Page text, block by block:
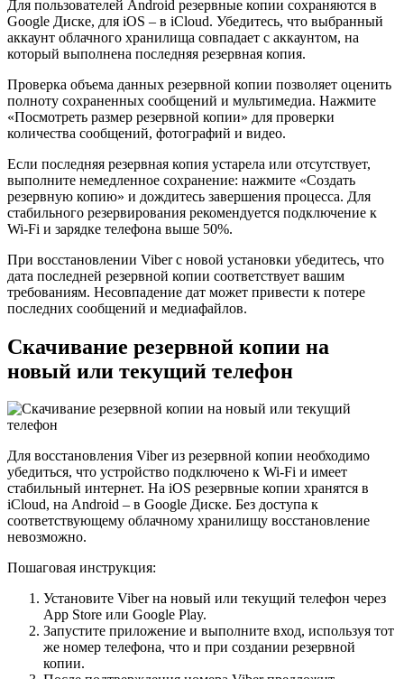
Для пользователей Android резервные копии сохраняются в
Google Диске, для iOS – в iCloud. Убедитесь, что выбранный
аккаунт облачного хранилища совпадает с аккаунтом, на
который выполнена последняя резервная копия.
Проверка объема данных резервной копии позволяет оценить
полноту сохраненных сообщений и мультимедиа. Нажмите
«Посмотреть размер резервной копии» для проверки
количества сообщений, фотографий и видео.
Если последняя резервная копия устарела или отсутствует,
выполните немедленное сохранение: нажмите «Создать
резервную копию» и дождитесь завершения процесса. Для
стабильного резервирования рекомендуется подключение к
Wi-Fi и зарядке телефона выше 50%.
При восстановлении Viber с новой установки убедитесь, что
дата последней резервной копии соответствует вашим
требованиям. Несовпадение дат может привести к потере
последних сообщений и медиафайлов.
Скачивание резервной копии на
новый или текущий телефон
Для восстановления Viber из резервной копии необходимо
убедиться, что устройство подключено к Wi-Fi и имеет
стабильный интернет. На iOS резервные копии хранятся в
iCloud, на Android – в Google Диске. Без доступа к
соответствующему облачному хранилищу восстановление
невозможно.
Пошаговая инструкция:
Установите Viber на новый или текущий телефон через
App Store или Google Play.
Запустите приложение и выполните вход, используя тот
же номер телефона, что и при создании резервной
копии.